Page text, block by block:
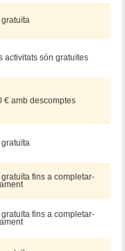
gratuïta
activitats són gratuïtes
€ amb descomptes
gratuïta
gratuïta fins a completar-
gratuïta fins a completar-